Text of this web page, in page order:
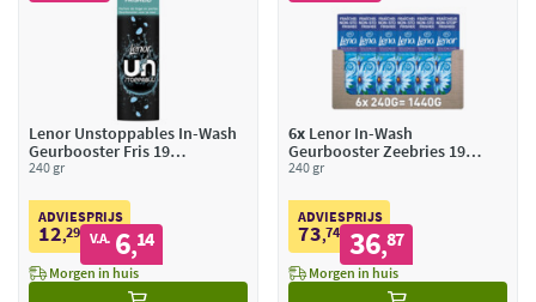
Lenor Unstoppables In-Wash
Geurbooster Fris 19
Wasbeurten
240 gr
ADVIESPRIJS
12,29 V.A. 6,14
Morgen in huis
6xLenor In-Wash
Geurbooster Zeebries 19
wasbeurten
240 gr
ADVIESPRIJS
73,74 36,87
Morgen in huis